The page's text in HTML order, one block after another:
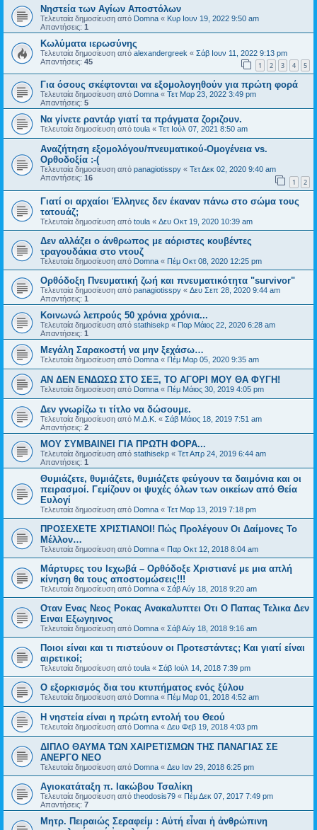
Νηστεία των Αγίων Αποστόλων
Τελευταία δημοσίευση από Domna « Κυρ Ιουν 19, 2022 9:50 am
Απαντήσεις: 1
Κωλύματα ιερωσύνης
Τελευταία δημοσίευση από alexandergreek « Σάβ Ιουν 11, 2022 9:13 pm
Απαντήσεις: 45 1 2 3 4 5
Για όσους σκέφτονται να εξομολογηθούν για πρώτη φορά
Τελευταία δημοσίευση από Domna « Τετ Μαρ 23, 2022 3:49 pm
Απαντήσεις: 5
Να γίνετε ραντάρ γιατί τα πράγματα ζοριζουν.
Τελευταία δημοσίευση από toula « Τετ Ιούλ 07, 2021 8:50 am
Αναζήτηση εξομολόγου/πνευματικού-Ομογένεια vs.
Ορθοδοξία :-(
Τελευταία δημοσίευση από panagiotisspy « Τετ Δεκ 02, 2020 9:40 am
Απαντήσεις: 16 1 2
Γιατί οι αρχαίοι Έλληνες δεν έκαναν πάνω στο σώμα τους
τατουάζ;
Τελευταία δημοσίευση από toula « Δευ Οκτ 19, 2020 10:39 am
Δεν αλλάζει ο άνθρωπος με αόριστες κουβέντες
τραγουδάκια στο ντουζ
Τελευταία δημοσίευση από Domna « Πέμ Οκτ 08, 2020 12:25 pm
Ορθόδοξη Πνευματική ζωή και πνευματικότητα "survivor"
Τελευταία δημοσίευση από panagiotisspy « Δευ Σεπ 28, 2020 9:44 am
Απαντήσεις: 1
Κοινωνώ λεπρούς 50 χρόνια χρόνια...
Τελευταία δημοσίευση από stathisekp « Παρ Μάιος 22, 2020 6:28 am
Απαντήσεις: 1
Μεγάλη Σαρακοστή να μην ξεχάσω…
Τελευταία δημοσίευση από Domna « Πέμ Μαρ 05, 2020 9:35 am
ΑΝ ΔΕΝ ΕΝΔΩΣΩ ΣΤΟ ΣΕΞ, ΤΟ ΑΓΟΡΙ ΜΟΥ ΘΑ ΦΥΓΗ!
Τελευταία δημοσίευση από Domna « Πέμ Μάιος 30, 2019 4:05 pm
Δεν γνωρίζω τι τίτλο να δώσουμε.
Τελευταία δημοσίευση από Μ.Δ.Κ. « Σάβ Μάιος 18, 2019 7:51 am
Απαντήσεις: 2
ΜΟΥ ΣΥΜΒΑΙΝΕΙ ΓΙΑ ΠΡΩΤΗ ΦΟΡΑ...
Τελευταία δημοσίευση από stathisekp « Τετ Απρ 24, 2019 6:44 am
Απαντήσεις: 1
Θυμιάζετε, θυμιάζετε, θυμιάζετε φεύγουν τα δαιμόνια και οι
πειρασμοί. Γεμίζουν οι ψυχές όλων των οικείων από Θεία
Ευλογί
Τελευταία δημοσίευση από Domna « Τετ Μαρ 13, 2019 7:18 pm
ΠΡΟΣΕΧΕΤΕ ΧΡΙΣΤΙΑΝΟΙ! Πώς Προλέγουν Οι Δαίμονες Το
Μέλλον…
Τελευταία δημοσίευση από Domna « Παρ Οκτ 12, 2018 8:04 am
Μάρτυρες του Ιεχωβά – Ορθόδοξε Χριστιανέ με μια απλή
κίνηση θα τους αποστομώσεις!!!
Τελευταία δημοσίευση από Domna « Σάβ Αύγ 18, 2018 9:20 am
Οταν Ενας Νεος Ροκας Ανακαλυπτει Οτι Ο Παπας Τελικα Δεν
Ειναι Εξωγηινος
Τελευταία δημοσίευση από Domna « Σάβ Αύγ 18, 2018 9:16 am
Ποιοι είναι και τι πιστεύουν οι Προτεστάντες; Και γιατί είναι
αιρετικοί;
Τελευταία δημοσίευση από toula « Σάβ Ιούλ 14, 2018 7:39 pm
Ο εξορκισμός δια του κτυπήματος ενός ξύλου
Τελευταία δημοσίευση από Domna « Πέμ Μαρ 01, 2018 4:52 am
Η νηστεία είναι η πρώτη εντολή του Θεού
Τελευταία δημοσίευση από Domna « Δευ Φεβ 19, 2018 4:03 pm
ΔΙΠΛΟ ΘΑΥΜΑ ΤΩΝ ΧΑΙΡΕΤΙΣΜΩΝ ΤΗΣ ΠΑΝΑΓΙΑΣ ΣΕ
ΑΝΕΡΓΟ ΝΕΟ
Τελευταία δημοσίευση από Domna « Δευ Ιαν 29, 2018 6:25 pm
Αγιοκατάταξη π. Ιακώβου Τσαλίκη
Τελευταία δημοσίευση από theodosis79 « Πέμ Δεκ 07, 2017 7:49 pm
Απαντήσεις: 7
Μητρ. Πειραιώς Σεραφείμ : Αὐτή εἶναι ἡ ἀνθρώπινη